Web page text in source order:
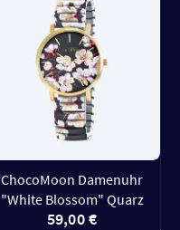
ChocoMoon Damenuhr
"White Blossom" Quarz
59,00 €